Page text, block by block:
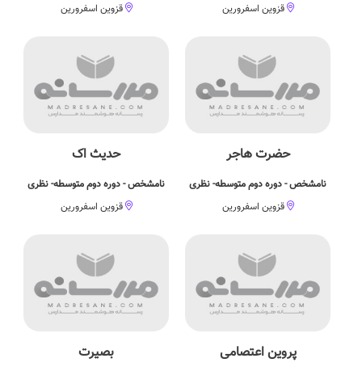
قزوین اسفرورین
قزوین اسفرورین
حضرت هاجر
نامشخص - دوره دوم متوسطه- نظری
قزوین اسفرورین
حدیث اک
نامشخص - دوره دوم متوسطه- نظری
قزوین اسفرورین
پروین اعتصامی بصیرت